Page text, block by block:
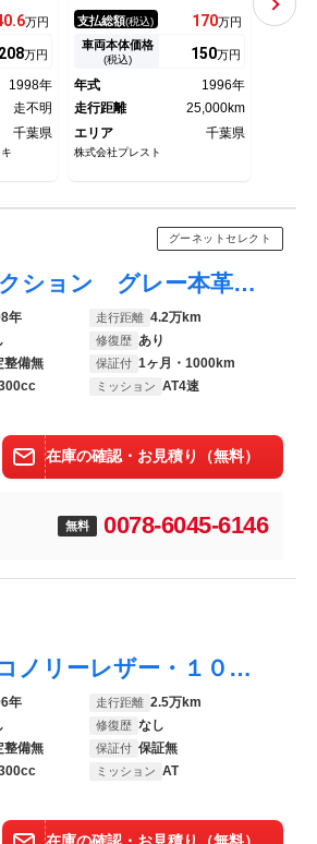
革シー
ンチア
ス バ
調 ステ
6万円
208万円
1998年
走不明
千葉県
レザー・１０インチＡＷ・Ｆキ
ャリパー４ポット・ハイローキ
ット・センターメーター・外マ
フラー
支払総額(税込) 170万円
車両本体価格
(税込) 150万円
年式
1996年
走行距離
25,000km
エリア
千葉県
株式会社プレスト
ールペ
ー新品
支払総額
グーネットセレクト
ＭＩＮＩ クーパー ＡＴ ヘリテイジコレクション グレー本革シート ウッドパネル＆トリム
年 走行距離 4.2万km
修復歴 あり
整備無 保証付 1ヶ月・1000km
ミッション AT4速
在庫の確認・お見積り（無料）
無料 0078-6045-6146
ＭＩＮＩ ケンジントン１．３ｉＡＵＴＯ コノリーレザー・１０インチＡＷ・Ｆキャリパー４ポット・ハイローキット・センターメーター・外マフラー
年 走行距離 2.5万km
修復歴 なし
整備無 保証付 保証無
ミッション AT